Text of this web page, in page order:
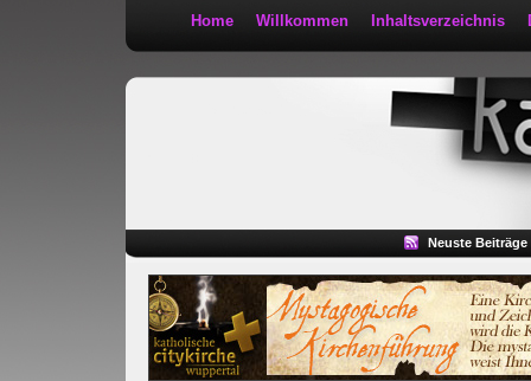
Home Willkommen Inhaltsverzeichnis
Neuste Beiträge